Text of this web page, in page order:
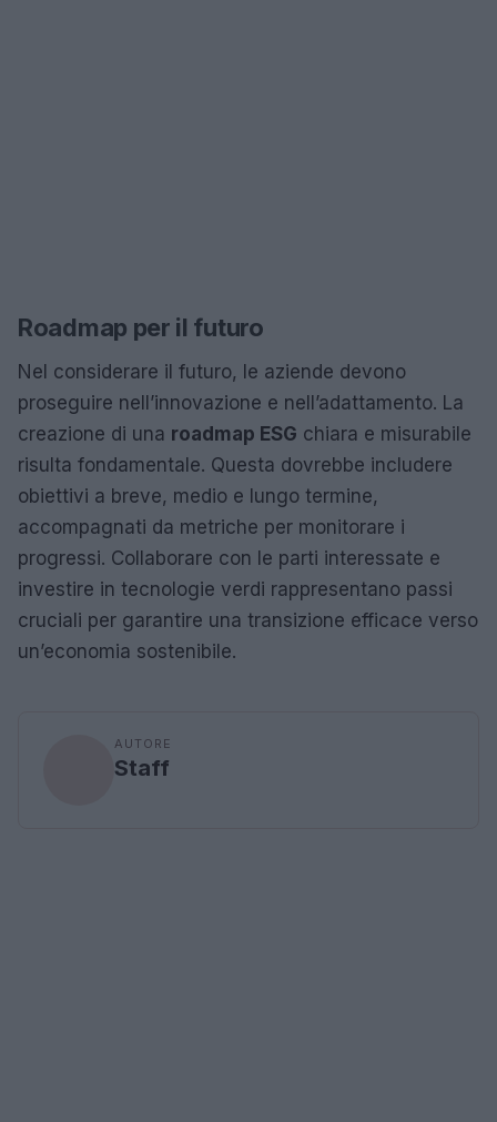
Roadmap per il futuro
Nel considerare il futuro, le aziende devono
proseguire nell’innovazione e nell’adattamento. La
creazione di una roadmap ESG chiara e misurabile
risulta fondamentale. Questa dovrebbe includere
obiettivi a breve, medio e lungo termine,
accompagnati da metriche per monitorare i
progressi. Collaborare con le parti interessate e
investire in tecnologie verdi rappresentano passi
cruciali per garantire una transizione efficace verso
un’economia sostenibile.
AUTORE
Staff